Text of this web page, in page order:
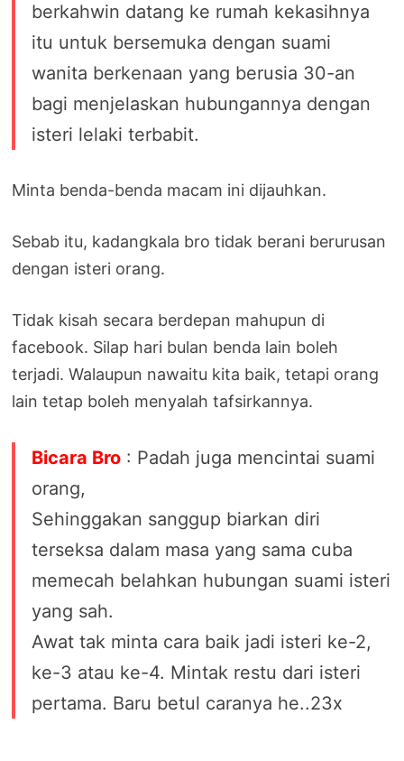
berkahwin datang ke rumah kekasihnya
itu untuk bersemuka dengan suami
wanita berkenaan yang berusia 30-an
bagi menjelaskan hubungannya dengan
isteri lelaki terbabit.
Minta benda-benda macam ini dijauhkan.
Sebab itu, kadangkala bro tidak berani berurusan
dengan isteri orang.
Tidak kisah secara berdepan mahupun di
facebook. Silap hari bulan benda lain boleh
terjadi. Walaupun nawaitu kita baik, tetapi orang
lain tetap boleh menyalah tafsirkannya.
Bicara Bro : Padah juga mencintai suami
orang,
Sehinggakan sanggup biarkan diri
terseksa dalam masa yang sama cuba
memecah belahkan hubungan suami isteri
yang sah.
Awat tak minta cara baik jadi isteri ke-2,
ke-3 atau ke-4. Mintak restu dari isteri
pertama. Baru betul caranya he..23x